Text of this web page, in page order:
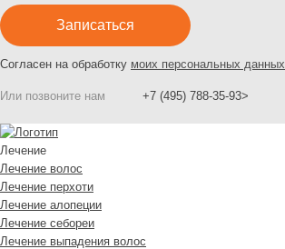
Согласен на обработку моих персональных данных
Или позвоните нам +7 (495) 788-35-93>
Лечение
Лечение волос
Лечение перхоти
Лечение алопеции
Лечение себореи
Лечение выпадения волос